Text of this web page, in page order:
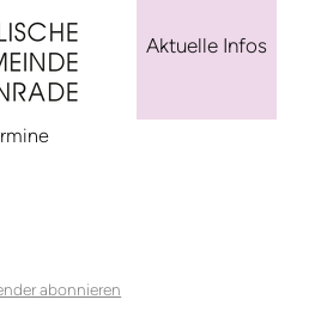
Aktuelle Infos
abonnieren